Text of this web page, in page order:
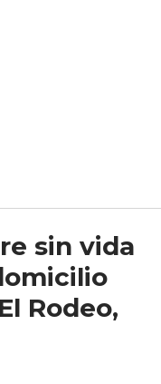
sin vida
Rodeo,